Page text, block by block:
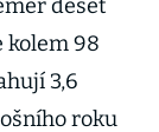
deset
kolem 98
3,6
roku